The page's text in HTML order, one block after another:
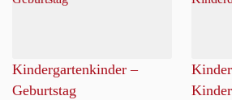
Kindergartenkinder –
Geburtstag